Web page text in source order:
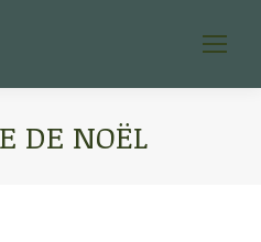
DE NOËL